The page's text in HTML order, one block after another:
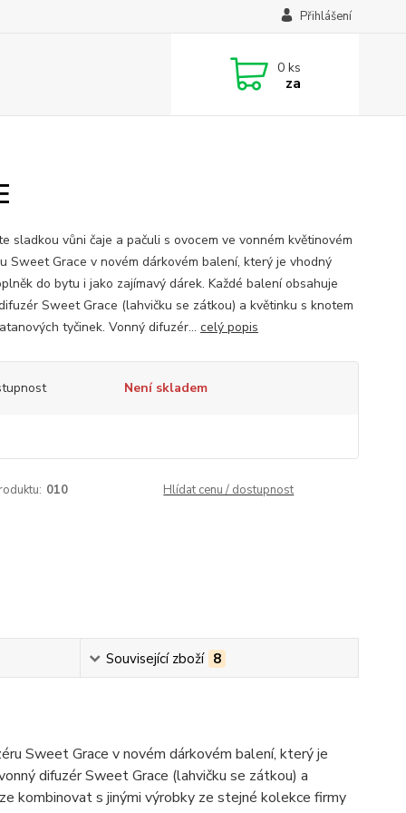
Přihlášení
0 ks
za
sladkou vůni čaje a pačuli s ovocem ve vonném květinovém
Sweet Grace v novém dárkovém balení, který je vhodný
do bytu i jako zajímavý dárek. Každé balení obsahuje
Sweet Grace (lahvičku se zátkou) a květinku s knotem
tyčinek. Vonný difuzér... celý popis
Není skladem
010 Hlídat cenu / dostupnost
Související zboží 8
Sweet Grace v novém dárkovém balení, který je
difuzér Sweet Grace (lahvičku se zátkou) a
kombinovat s jinými výrobky ze stejné kolekce firmy